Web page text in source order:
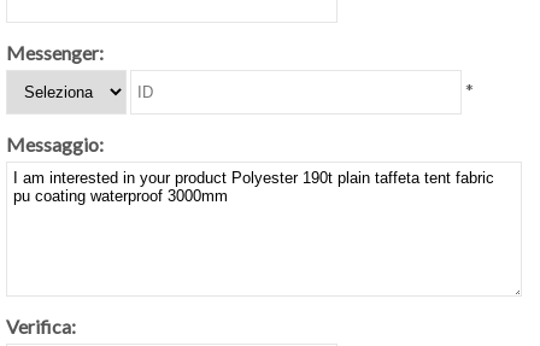
Messenger:
*
Messaggio:
Verifica: